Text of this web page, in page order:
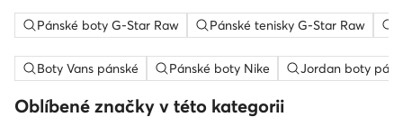
Pánské boty G-Star Raw Pánské tenisky G-Star Raw
Boty Vans pánské Pánské boty Nike Jordan boty
Oblíbené značky v této kategorii